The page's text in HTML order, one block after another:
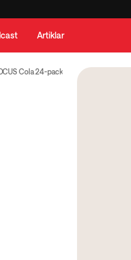
Artiklar
Cola 24-pack